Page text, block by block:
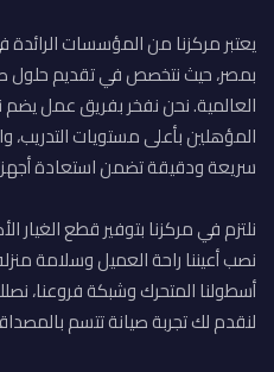
يعتبر مركزنا من المؤسسات الرائدة
بمصر، حيث نتخصص في تقديم حلول
العالمية. نحن نفخر بفريق عمل
المؤهلين بأعلى مستويات
سريعة ودقيقة تضمن استعادة
نلتزم في مركزنا بتوفير قطع
نصب أعيننا راحة العميل وسلامة
أسطولنا المتحرك وشبكة فروعنا،
لنقدم لك تجربة صيانة تتسم